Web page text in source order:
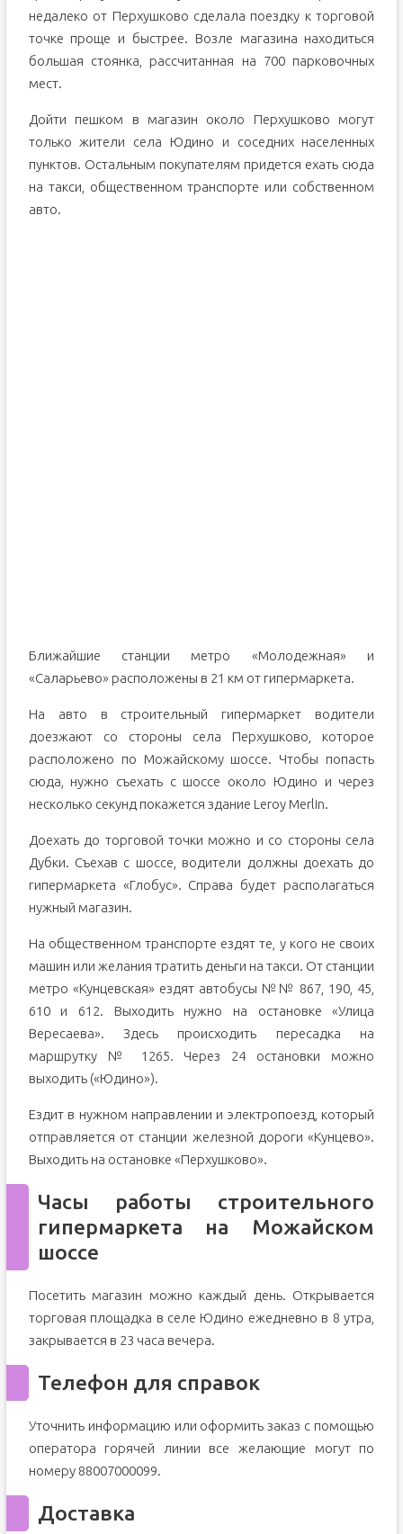
недалеко от Перхушково сделала поездку к торговой
точке проще и быстрее. Возле магазина находиться
большая стоянка, рассчитанная на 700 парковочных
мест.
Дойти пешком в магазин около Перхушково могут
только жители села Юдино и соседних населенных
пунктов. Остальным покупателям придется ехать сюда
на такси, общественном транспорте или собственном
авто.
Ближайшие станции метро «Молодежная» и
«Саларьево» расположены в 21 км от гипермаркета.
На авто в строительный гипермаркет водители
доезжают со стороны села Перхушково, которое
расположено по Можайскому шоссе. Чтобы попасть
сюда, нужно съехать с шоссе около Юдино и через
несколько секунд покажется здание Leroy Merlin.
Доехать до торговой точки можно и со стороны села
Дубки. Съехав с шоссе, водители должны доехать до
гипермаркета «Глобус». Справа будет располагаться
нужный магазин.
На общественном транспорте ездят те, у кого не своих
машин или желания тратить деньги на такси. От станции
метро «Кунцевская» ездят автобусы №№ 867, 190, 45,
610 и 612. Выходить нужно на остановке «Улица
Вересаева». Здесь происходить пересадка на
маршрутку № 1265. Через 24 остановки можно
выходить («Юдино»).
Ездит в нужном направлении и электропоезд, который
отправляется от станции железной дороги «Кунцево».
Выходить на остановке «Перхушково».
Часы работы строительного
гипермаркета на Можайском
шоссе
Посетить магазин можно каждый день. Открывается
торговая площадка в селе Юдино ежедневно в 8 утра,
закрывается в 23 часа вечера.
Телефон для справок
Уточнить информацию или оформить заказ с помощью
оператора горячей линии все желающие могут по
номеру 88007000099.
Доставка